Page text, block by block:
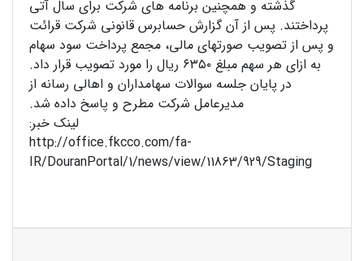
گذشته و همچنین برنامه های شرکت برای سال آتی
پرداختند. پس از آن گزارش حسابرس قانونی شرکت قرائت
و پس از تصویب صورتهای مالی، مجمع پرداخت سود سهام
به ازای هر سهم مبلغ ۶۳۵۰ ریال را مورد تصویب قرار داد.
در پایان جلسه سوالات سهامداران و اهالی رسانه از
مدیرعامل شرکت مطرح و پاسخ داده شد.
لینک خبر:
http://office.fkcco.com/fa-
IR/DouranPortal/1/news/view/11863/929/Staging